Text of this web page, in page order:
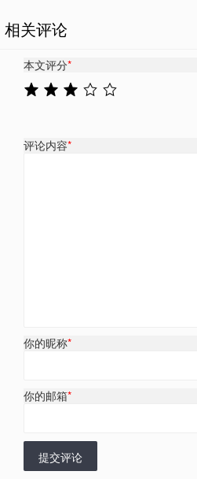
相关评论
本文评分*
评论内容*
你的昵称*
你的邮箱*
提交评论